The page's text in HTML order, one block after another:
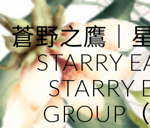
to
content
蒼野之鷹｜
STARRY
STARRY
GROUP